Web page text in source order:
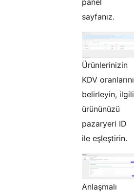
panel
sayfanız.
Ürünlerinizin
KDV oranlarını
belirleyin, ilgili
ürününüzü
pazaryeri ID
ile eşleştirin.
Anlaşmalı